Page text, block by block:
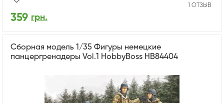
1 ОТЗЫВ
359 грн.
Сборная модель 1/35 Фигуры немецкие
панцергренадеры Vol.1 HobbyBoss HB84404